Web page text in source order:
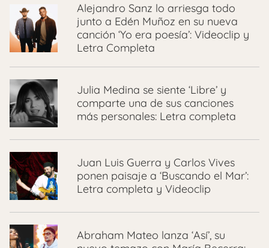
Alejandro Sanz lo arriesga todo
junto a Edén Muñoz en su nueva
canción ‘Yo era poesía’: Videoclip y
Letra Completa
Julia Medina se siente ‘Libre’ y
comparte una de sus canciones
más personales: Letra completa
Juan Luis Guerra y Carlos Vives
ponen paisaje a ‘Buscando el Mar’:
Letra completa y Videoclip
Abraham Mateo lanza ‘Así’, su